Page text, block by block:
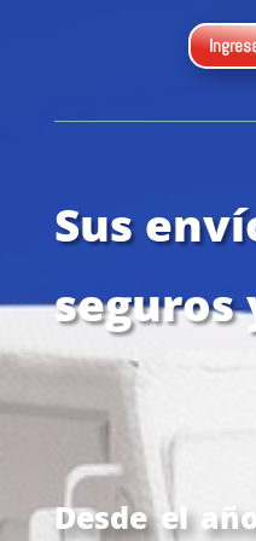
Sus
seguros
Desde el